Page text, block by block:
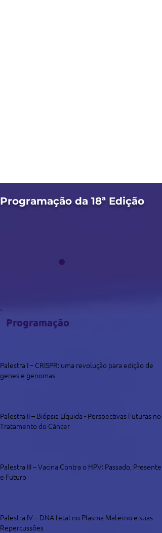
Programação da 18ª Edição
Programação
Palestra I – CRISPR: uma revolução para edição de
genes e genomas
Palestra II – Biópsia Líquida - Perspectivas Futuras no
Tratamento do Câncer
Palestra III – Vacina Contra o HPV: Passado, Presente
e Futuro
Palestra IV – DNA fetal no Plasma Materno e suas
Repercussões